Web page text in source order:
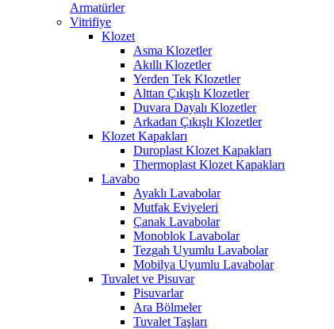
Armatürler
Vitrifiye
Klozet
Asma Klozetler
Akıllı Klozetler
Yerden Tek Klozetler
Alttan Çıkışlı Klozetler
Duvara Dayalı Klozetler
Arkadan Çıkışlı Klozetler
Klozet Kapakları
Duroplast Klozet Kapakları
Thermoplast Klozet Kapakları
Lavabo
Ayaklı Lavabolar
Mutfak Eviyeleri
Çanak Lavabolar
Monoblok Lavabolar
Tezgah Uyumlu Lavabolar
Mobilya Uyumlu Lavabolar
Tuvalet ve Pisuvar
Pisuvarlar
Ara Bölmeler
Tuvalet Taşları